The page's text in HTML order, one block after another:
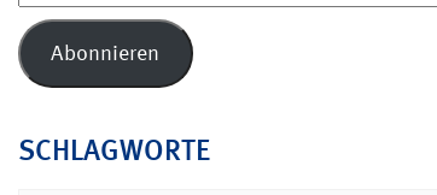
Mail-
Adresse
Abonnieren
SCHLAGWORTE